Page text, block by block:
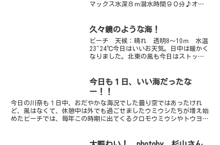
マックス水深８ｍ潜水時間９０分♪オー
(笑)ガラスハゼが綺麗なポリプと一緒に
撮れます。キリンミノ...
久々鏡のような海！
ビーチ 天候：晴れ 透明8～10ｍ 水温
23~24℃今日はいいお天気。日中は暖かく
なりました。北東の風も今日はストッ
すね！明日からの連休もお天気が安定し
そうなので、楽し...
今日も１日、いい海だったな
ー！！
今日の川奈も１日中、おだやかな海況でした曇り空ではあったけれ
ど、風はなくて、休憩中は外でも過ごせましたウミウシたちが増え始
めたビーチでは、毎年この時期に出てくるクロモウミウシやトウヨウ